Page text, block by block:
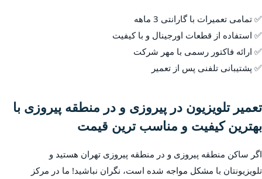
✅ تمامی تعمیرات با گارانتی 3 ماهه
✅ استفاده از قطعات اورجینال و با کیفیت
✅ ارائه فاکتور رسمی با مهر شرکت
✅ پشتیبانی تلفنی پس از تعمیر
تعمیر تلویزیون در پیروزی و در منطقه پیروزی با
بهترین کیفیت و مناسب ترین قیمت
اگر ساکن منطقه پیروزی و در منطقه پیروزی تهران هستید و
تلویزیونتان با مشکل مواجه شده است، نگران نباشید! ما در مرکز